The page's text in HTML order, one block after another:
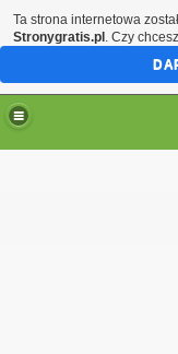
Ta strona internetowa
Stronygratis.pl . Czy